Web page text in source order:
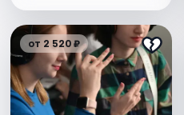
от 2 520 ₽